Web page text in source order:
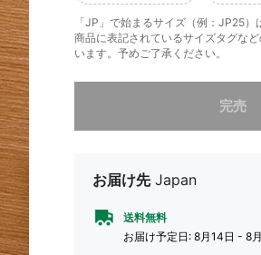
「JP」で始まるサイズ（例：JP25）
商品に表記されているサイズタグな
います。予めご了承ください。
完売
お届け先 Japan
送料無料
お届け予定日: 8月14日 - 8